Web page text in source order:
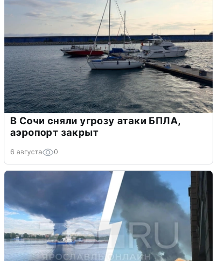
В Сочи сняли угрозу атаки БПЛА,
аэропорт закрыт
6 августа 0